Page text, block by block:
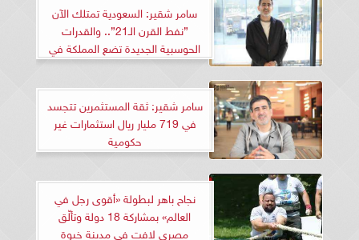
سامر شقير: السعودية تمتلك الآن
”نفط القرن الـ21”.. والقدرات
الحوسبية الجديدة تضع المملكة في
الصدارة العالمية
سامر شقير: ثقة المستثمرين تتجسد
في 719 مليار ريال استثمارات غير
حكومية
نجاح باهر لبطولة «أقوى رجل في
العالم» بمشاركة 18 دولة وتألّق
مصري لافت في مدينة خيوة